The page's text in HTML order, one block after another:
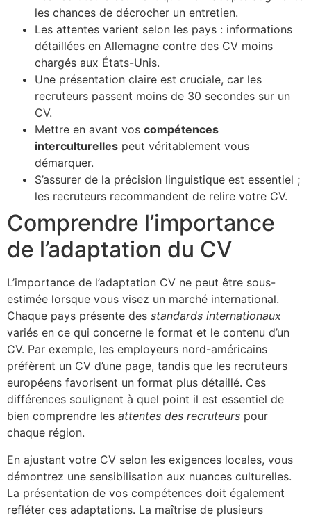
les chances de décrocher un entretien.
Les attentes varient selon les pays : informations
détaillées en Allemagne contre des CV moins
chargés aux États-Unis.
Une présentation claire est cruciale, car les
recruteurs passent moins de 30 secondes sur un
CV.
Mettre en avant vos compétences
interculturelles peut véritablement vous
démarquer.
S’assurer de la précision linguistique est essentiel ;
les recruteurs recommandent de relire votre CV.
Comprendre l’importance
de l’adaptation du CV
L’importance de l’adaptation CV ne peut être sous-
estimée lorsque vous visez un marché international.
Chaque pays présente des standards internationaux
variés en ce qui concerne le format et le contenu d’un
CV. Par exemple, les employeurs nord-américains
préfèrent un CV d’une page, tandis que les recruteurs
européens favorisent un format plus détaillé. Ces
différences soulignent à quel point il est essentiel de
bien comprendre les attentes des recruteurs pour
chaque région.
En ajustant votre CV selon les exigences locales, vous
démontrez une sensibilisation aux nuances culturelles.
La présentation de vos compétences doit également
refléter ces adaptations. La maîtrise de plusieurs